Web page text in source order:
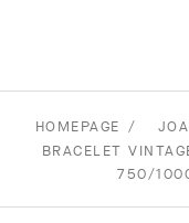
HOMEPAGE
BRACELET
750/